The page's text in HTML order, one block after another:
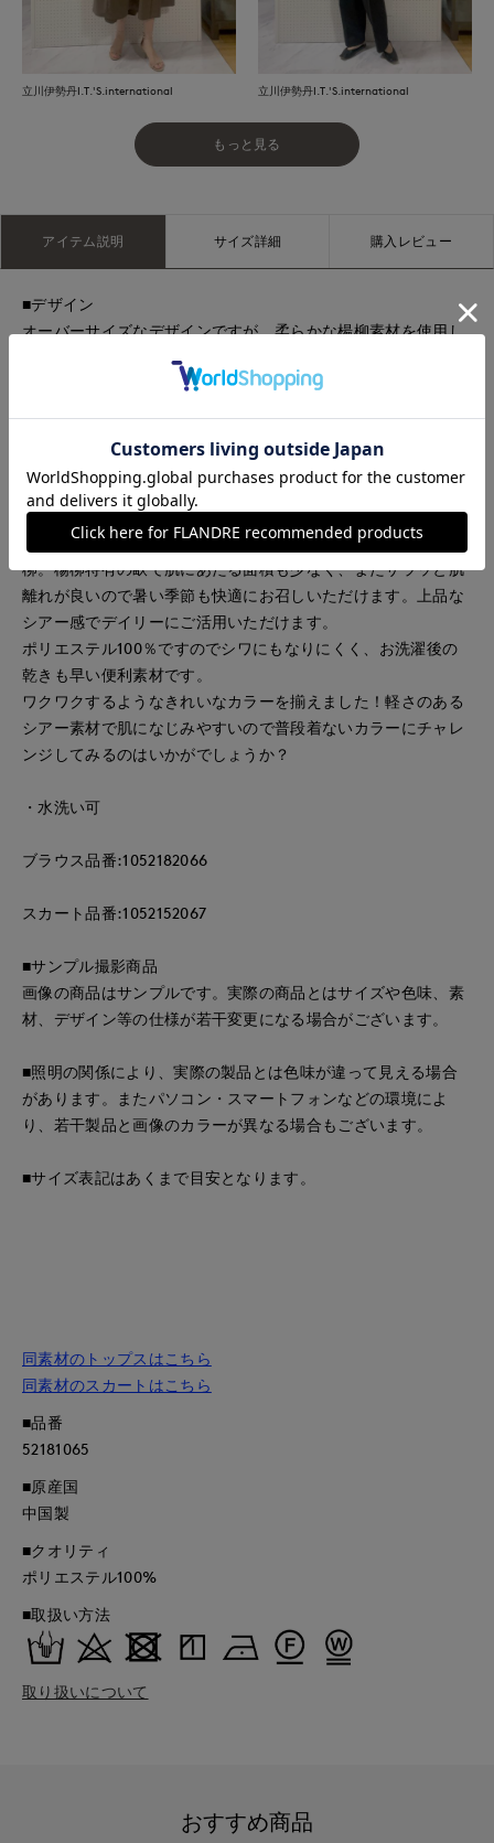
立川伊勢丹I.T.'S.international 立川伊勢丹I.T.'S.international
もっと見る
アイテム説明 サイズ詳細 購入レビュー
■デザイン
オーバーサイズなデザインですが、柔らかな楊柳素材を使用し
ているため適度な落ち感があり、女性らしいシルエットのシア
ーシャツです。ボタンをはずして羽織としてもお使いいただけ
■素材
ポリエステルの良さを最大限に生かした独特な畝(うね)の楊
柳。楊柳特有の畝で肌にあたる面積も少なく、またサラッと肌
離れが良いので暑い季節も快適にお召しいただけます。上品な
シアー感でデイリーにご活用いただけます。
ポリエステル100％ですのでシワにもなりにくく、お洗濯後の
乾きも早い便利素材です。
ワクワクするようなきれいなカラーを揃えました！軽さのある
シアー素材で肌になじみやすいので普段着ないカラーにチャレ
ンジしてみるのはいかがでしょうか？
・水洗い可
ブラウス品番:1052182066
スカート品番:1052152067
■サンプル撮影商品
画像の商品はサンプルです。実際の商品とはサイズや色味、素
材、デザイン等の仕様が若干変更になる場合がございます。
■照明の関係により、実際の製品とは色味が違って見える場合
があります。またパソコン・スマートフォンなどの環境によ
り、若干製品と画像のカラーが異なる場合もございます。
■サイズ表記はあくまで目安となります。
同素材のトップスはこちら
同素材のスカートはこちら
■品番
52181065
■原産国
中国製
■クオリティ
ポリエステル100%
■取扱い方法
取り扱いについて
おすすめ商品